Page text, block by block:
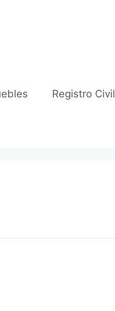
Registro Civil